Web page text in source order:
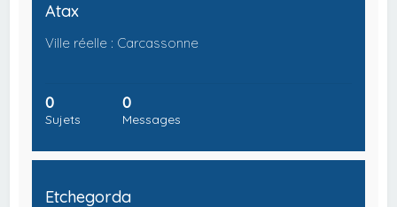
Atax
Ville réelle : Carcassonne
0
Sujets
0
Messages
Etchegorda